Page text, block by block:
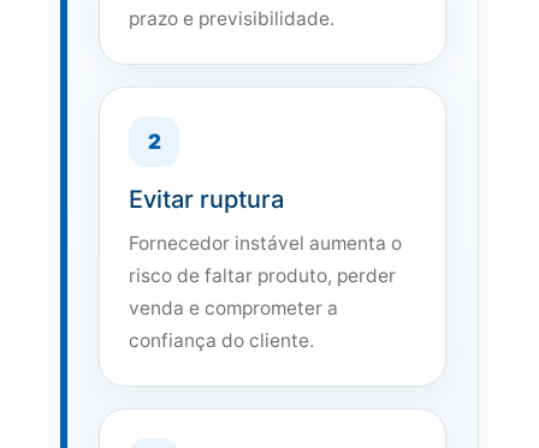
prazo e previsibilidade.
2
Evitar ruptura
Fornecedor instável aumenta o
risco de faltar produto, perder
venda e comprometer a
confiança do cliente.